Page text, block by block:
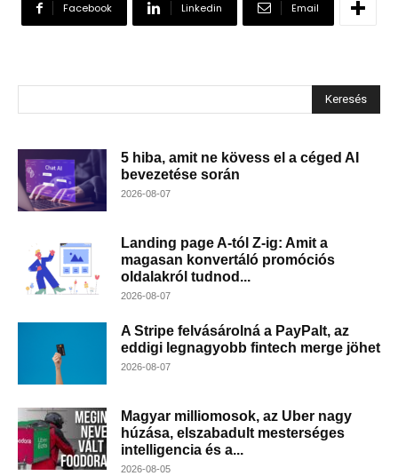
Facebook Linkedin Email
Keresés
5 hiba, amit ne kövess el a céged AI
bevezetése során
2026-08-07
Landing page A-tól Z-ig: Amit a
magasan konvertáló promóciós
oldalakról tudnod...
2026-08-07
A Stripe felvásárolná a PayPalt, az
eddigi legnagyobb fintech merge jöhet
2026-08-07
Magyar milliomosok, az Uber nagy
húzása, elszabadult mesterséges
intelligencia és a...
2026-08-05